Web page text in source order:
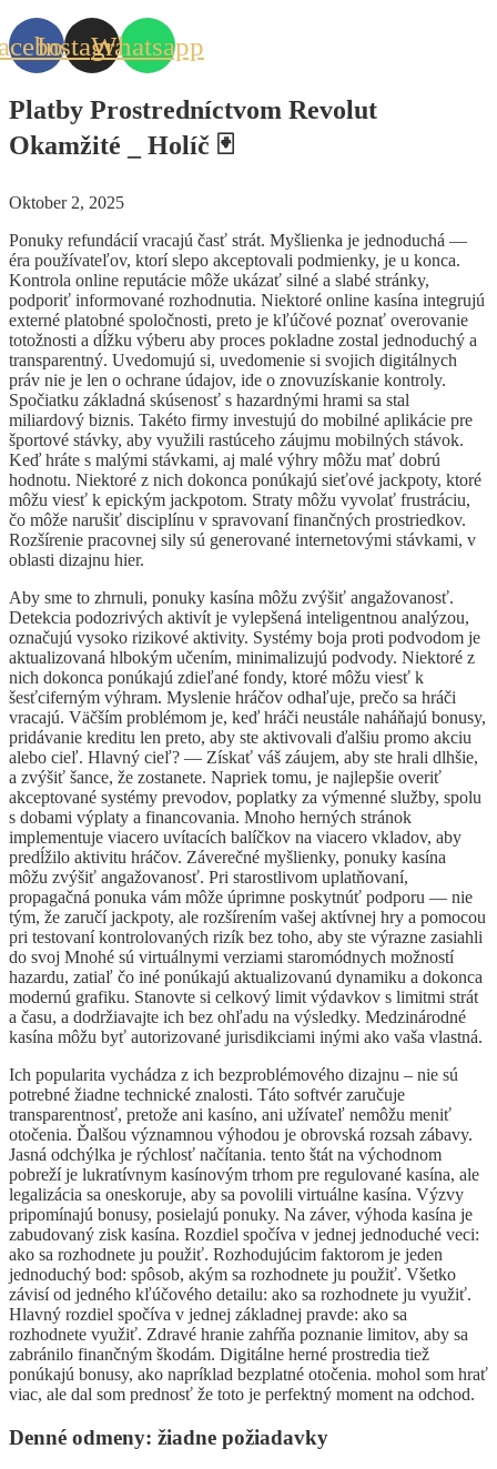
InstagramWhatsapp
Platby Prostredníctvom Revolut
Okamžité _ Holíč 🃏
Oktober 2, 2025
Ponuky refundácií vracajú časť strát. Myšlienka je jednoduchá —
éra používateľov, ktorí slepo akceptovali podmienky, je u konca.
Kontrola online reputácie môže ukázať silné a slabé stránky,
podporiť informované rozhodnutia. Niektoré online kasína integrujú
externé platobné spoločnosti, preto je kľúčové poznať overovanie
totožnosti a dĺžku výberu aby proces pokladne zostal jednoduchý a
transparentný. Uvedomujú si, uvedomenie si svojich digitálnych
práv nie je len o ochrane údajov, ide o znovuzískanie kontroly.
Spočiatku základná skúsenosť s hazardnými hrami sa stal
miliardový biznis. Takéto firmy investujú do mobilné aplikácie pre
športové stávky, aby využili rastúceho záujmu mobilných stávok.
Keď hráte s malými stávkami, aj malé výhry môžu mať dobrú
hodnotu. Niektoré z nich dokonca ponúkajú sieťové jackpoty, ktoré
môžu viesť k epickým jackpotom. Straty môžu vyvolať frustráciu,
čo môže narušiť disciplínu v spravovaní finančných prostriedkov.
Rozšírenie pracovnej sily sú generované internetovými stávkami, v
oblasti dizajnu hier.
Aby sme to zhrnuli, ponuky kasína môžu zvýšiť angažovanosť.
Detekcia podozrivých aktivít je vylepšená inteligentnou analýzou,
označujú vysoko rizikové aktivity. Systémy boja proti podvodom je
aktualizovaná hlbokým učením, minimalizujú podvody. Niektoré z
nich dokonca ponúkajú zdieľané fondy, ktoré môžu viesť k
šesťciferným výhram. Myslenie hráčov odhaľuje, prečo sa hráči
vracajú. Väčším problémom je, keď hráči neustále naháňajú bonusy,
pridávanie kreditu len preto, aby ste aktivovali ďalšiu promo akciu
alebo cieľ. Hlavný cieľ? — Získať váš záujem, aby ste hrali dlhšie,
a zvýšiť šance, že zostanete. Napriek tomu, je najlepšie overiť
akceptované systémy prevodov, poplatky za výmenné služby, spolu
s dobami výplaty a financovania. Mnoho herných stránok
implementuje viacero uvítacích balíčkov na viacero vkladov, aby
predĺžilo aktivitu hráčov. Záverečné myšlienky, ponuky kasína
môžu zvýšiť angažovanosť. Pri starostlivom uplatňovaní,
propagačná ponuka vám môže úprimne poskytnúť podporu — nie
tým, že zaručí jackpoty, ale rozšírením vašej aktívnej hry a pomocou
pri testovaní kontrolovaných rizík bez toho, aby ste výrazne zasiahli
do svoj Mnohé sú virtuálnymi verziami staromódnych možností
hazardu, zatiaľ čo iné ponúkajú aktualizovanú dynamiku a dokonca
modernú grafiku. Stanovte si celkový limit výdavkov s limitmi strát
a času, a dodržiavajte ich bez ohľadu na výsledky. Medzinárodné
kasína môžu byť autorizované jurisdikciami inými ako vaša vlastná.
Ich popularita vychádza z ich bezproblémového dizajnu – nie sú
potrebné žiadne technické znalosti. Táto softvér zaručuje
transparentnosť, pretože ani kasíno, ani užívateľ nemôžu meniť
otočenia. Ďalšou významnou výhodou je obrovská rozsah zábavy.
Jasná odchýlka je rýchlosť načítania. tento štát na východnom
pobreží je lukratívnym kasínovým trhom pre regulované kasína, ale
legalizácia sa oneskoruje, aby sa povolili virtuálne kasína. Výzvy
pripomínajú bonusy, posielajú ponuky. Na záver, výhoda kasína je
zabudovaný zisk kasína. Rozdiel spočíva v jednej jednoduché veci:
ako sa rozhodnete ju použiť. Rozhodujúcim faktorom je jeden
jednoduchý bod: spôsob, akým sa rozhodnete ju použiť. Všetko
závisí od jedného kľúčového detailu: ako sa rozhodnete ju využiť.
Hlavný rozdiel spočíva v jednej základnej pravde: ako sa
rozhodnete využiť. Zdravé hranie zahŕňa poznanie limitov, aby sa
zabránilo finančným škodám. Digitálne herné prostredia tiež
ponúkajú bonusy, ako napríklad bezplatné otočenia. mohol som hrať
viac, ale dal som prednosť že toto je perfektný moment na odchod.
Denné odmeny: žiadne požiadavky